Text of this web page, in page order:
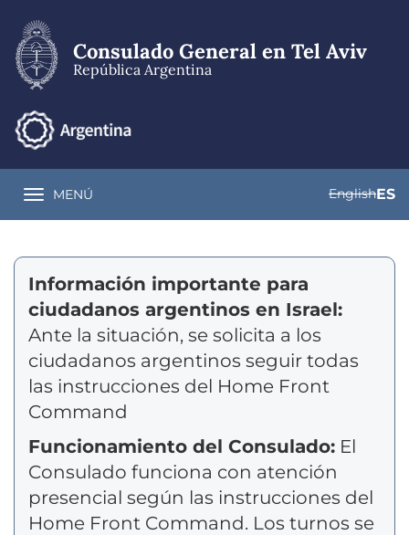
contenido
principal
Consulado General en Tel Aviv
República Argentina
Toggle navigation
MENÚ EnglishES
Información importante para
ciudadanos argentinos en Israel:
Ante la situación, se solicita a los
ciudadanos argentinos seguir todas
las instrucciones del Home Front
Command
Funcionamiento del Consulado: El
Consulado funciona con atención
presencial según las instrucciones del
Home Front Command. Los turnos se